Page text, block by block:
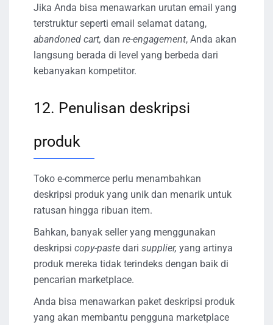
Jika Anda bisa menawarkan urutan email yang
terstruktur seperti email selamat datang,
abandoned cart, dan re-engagement, Anda akan
langsung berada di level yang berbeda dari
kebanyakan kompetitor.
12. Penulisan deskripsi
produk
Toko e-commerce perlu menambahkan
deskripsi produk yang unik dan menarik untuk
ratusan hingga ribuan item.
Bahkan, banyak seller yang menggunakan
deskripsi copy-paste dari supplier, yang artinya
produk mereka tidak terindeks dengan baik di
pencarian marketplace.
Anda bisa menawarkan paket deskripsi produk
yang akan membantu pengguna marketplace